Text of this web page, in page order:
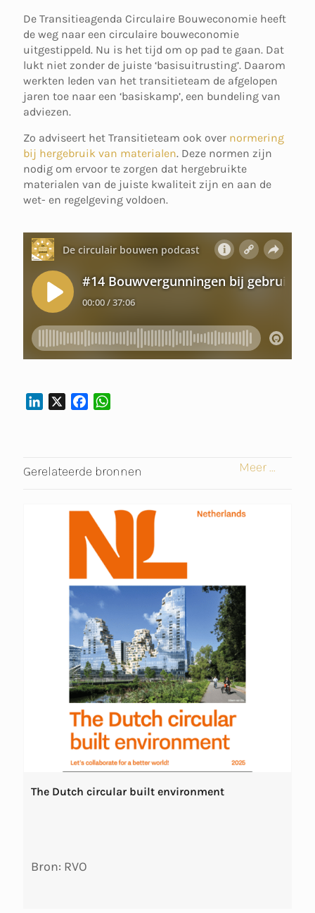
De Transitieagenda Circulaire Bouweconomie heeft
de weg naar een circulaire bouweconomie
uitgestippeld. Nu is het tijd om op pad te gaan. Dat
lukt niet zonder de juiste ‘basisuitrusting’. Daarom
werkten leden van het transitieteam de afgelopen
jaren toe naar een ‘basiskamp’, een bundeling van
adviezen.
Zo adviseert het Transitieteam ook over normering
bij hergebruik van materialen. Deze normen zijn
nodig om ervoor te zorgen dat hergebruikte
materialen van de juiste kwaliteit zijn en aan de
wet- en regelgeving voldoen.
E
B
K
S
P
Gerelateerde bronnen Meer ...
The Dutch circular built environment
Bron: RVO